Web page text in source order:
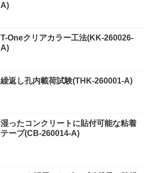
A)
T-Oneクリアカラー工法(KK-260026-
A)
繰返し孔内載荷試験(THK-260001-A)
湿ったコンクリートに貼付可能な粘着
テープ(CB-260014-A)